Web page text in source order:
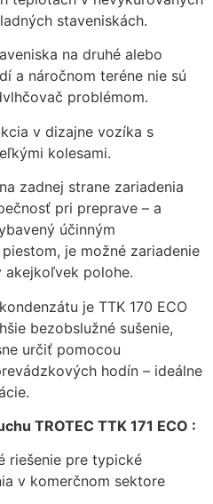
staveniskách.
na druhé alebo
a náročnom teréne nie sú
problémom.
v dizajne vozíka s
kolesami.
zadnej strane zariadenia
pri preprave – a
účinným
je možné zariadenie
polohe.
je TTK 170 ECO
bezobslužné sušenie,
určiť pomocou
hodín – ideálne
TROTEC TTK 171 ECO :
riešenie pre typické
v komerčnom sektore